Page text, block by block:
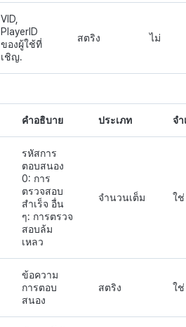
VID,
PlayerID
ของผู้ใช้ที่
เชิญ.
สตริง ไม่
คำอธิบาย ประเภท จำ
รหัสการ
ตอบสนอง
0: การ
ตรวจสอบ
สำเร็จ อื่น
ๆ: การตรวจ
สอบล้ม
เหลว
จำนวนเต็ม ใช่
ข้อความ
การตอบ
สนอง
สตริง ใช่